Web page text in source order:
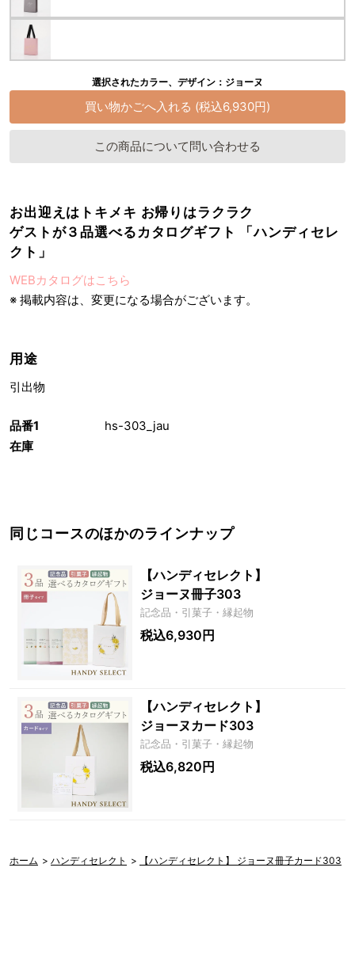
品番1
hs-303_jau
在庫
選択されたカラー、デザイン：ジョーヌ
この商品について問い合わせる
お出迎えはトキメキ お帰りはラクラク
ゲストが３品選べるカタログギフト 「ハンディセレ
クト」
WEBカタログはこちら
※ 掲載内容は、変更になる場合がございます。
用途
引出物
同じコースのほかのラインナップ
【ハンディセレクト】
ジョーヌ冊子303
記念品・引菓子・縁起物
税込6,930円
【ハンディセレクト】
ジョーヌカード303
記念品・引菓子・縁起物
税込6,820円
ホーム > ハンディセレクト > 【ハンディセレクト】 ジョーヌ冊子カード303